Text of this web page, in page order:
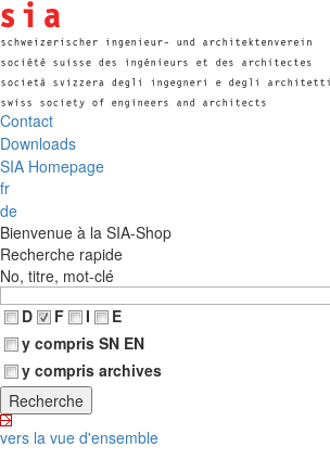
Contact
Downloads
SIA Homepage
fr
de
Bienvenue à la SIA-Shop
Recherche rapide
No, titre, mot-clé
D
F I
E
y compris SN EN
y compris archives
vers la vue d'ensemble